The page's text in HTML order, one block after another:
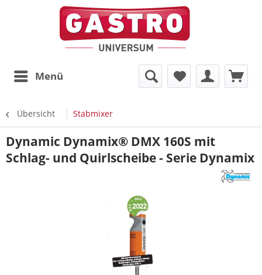
Menü
Übersicht Stabmixer
Dynamic Dynamix® DMX 160S mit
Schlag- und Quirlscheibe - Serie Dynamix